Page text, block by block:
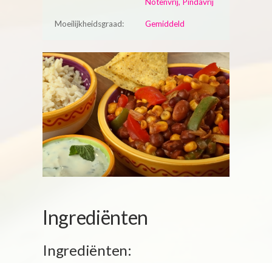
Moeilijkheidsgraad: Gemiddeld
Ingrediënten
Ingrediënten: